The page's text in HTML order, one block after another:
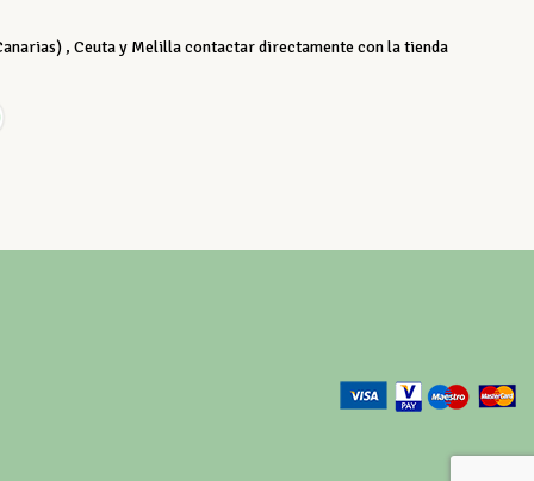
, Ceuta y Melilla contactar directamente con la tienda